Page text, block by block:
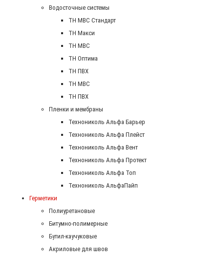
Водосточные системы
TH MBC Стандарт
TH Макси
TH МВС
TH Оптима
TH ПВХ
ТН МВС
ТН ПВХ
Пленки и мембраны
Технониколь Альфа Барьер
Технониколь Альфа Плейст
Технониколь Альфа Вент
Технониколь Альфа Протект
Технониколь Альфа Топ
Технониколь АльфаПайп
Герметики
Полиуретановые
Битумно-полимерные
Бутил-каучуковые
Акриловые для швов